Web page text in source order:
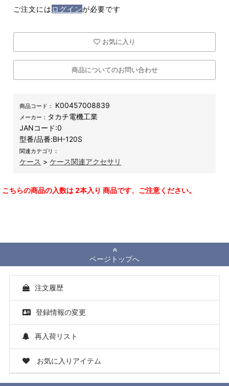
ご注文には ログインが必要です
お気に入り
商品についてのお問い合わせ
商品コード： K00457008839
メーカー： タカチ電機工業
JANコード:0
型番/品番:BH-120S
関連カテゴリ：
ケース >ケース関連アクセサリ
こちらの商品の入数は 2本入り 商品です、ご注意ください。
ページトップへ
注文履歴
登録情報の変更
再入荷リスト
お気に入りアイテム